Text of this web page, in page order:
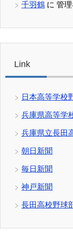
千羽鶴 に 管
Link
日本高等学校
兵庫県高等学
兵庫県立長田
朝日新聞
毎日新聞
神戸新聞
長田高校野球